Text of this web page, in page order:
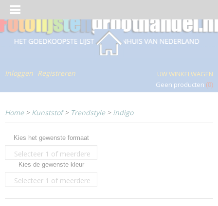
Inloggen Registreren
UW WINKELWAGEN
Geen producten (0)
Home> Kunststof> Trendstyle> indigo
Kies het gewenste formaat
Selecteer 1 of meerdere
opties
Kies de gewenste kleur
Selecteer 1 of meerdere